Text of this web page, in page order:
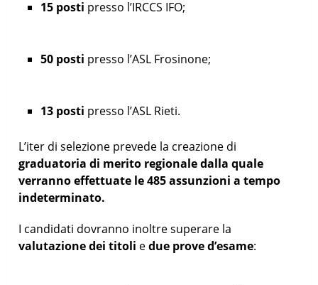
15 posti presso l’IRCCS IFO;
50 posti presso l’ASL Frosinone;
13 posti presso l’ASL Rieti.
L’iter di selezione prevede la creazione di
graduatoria di merito regionale dalla quale
verranno effettuate le 485 assunzioni a tempo
indeterminato.
I candidati dovranno inoltre superare la
valutazione dei titoli edue prove d’esame: